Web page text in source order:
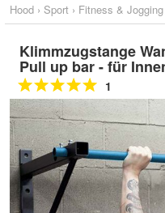
Hood › Sport › Fitness & Jogging
Klimmzugstange
Pull up bar - für
1